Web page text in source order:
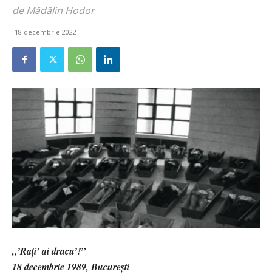
de Mădălin Hodor
18 decembrie 2022
„’Rați’ ai dracu’!”
18 decembrie 1989, București